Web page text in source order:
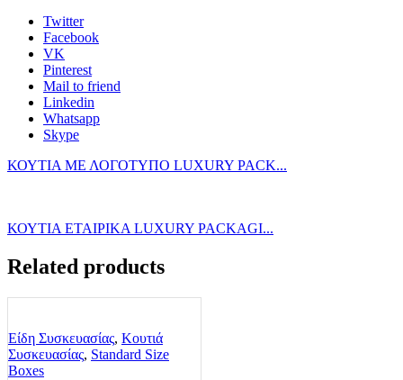
Twitter
Facebook
VK
Pinterest
Mail to friend
Linkedin
Whatsapp
Skype
ΚΟΥΤΙΑ ΜΕ ΛΟΓΟΤΥΠΟ LUXURY PACK...
ΚΟΥΤΙΑ ΕΤΑΙΡΙΚΑ LUXURY PACKAGI...
Related products
Είδη Συσκευασίας, Κουτιά
Συσκευασίας, Standard Size
Boxes